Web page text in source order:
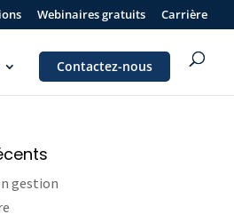
Webinaires gratuits Carrière
Contactez-nous
gestion